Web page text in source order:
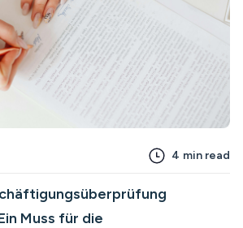
4 min read
Muss für die